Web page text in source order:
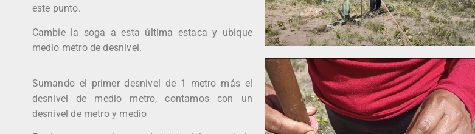
este punto.
Cambie la soga a esta última estaca y ubique
medio metro de desnivel.
Sumando el primer desnivel de 1 metro más el
desnivel de medio metro, contamos con un
desnivel de metro y medio